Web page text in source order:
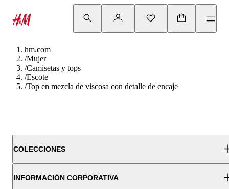
hm.com
/Mujer
/Camisetas y tops
/Escote
/Top en mezcla de viscosa con detalle de encaje
COLECCIONES
INFORMACIÓN CORPORATIVA